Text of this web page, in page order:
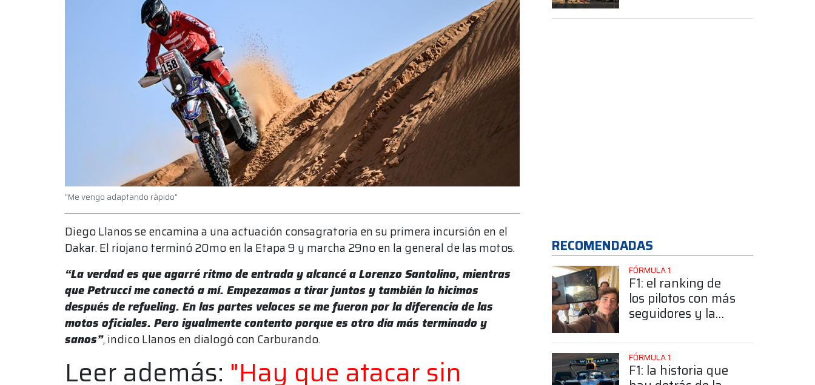
"Me vengo adaptando rápido"
Diego Llanos se encamina a una actuación consagratoria en su primera incursión en el
Dakar. El riojano terminó 20mo en la Etapa 9 y marcha 29no en la general de las motos.
“La verdad es que agarré ritmo de entrada y alcancé a Lorenzo Santolino, mientras
que Petrucci me conectó a mí. Empezamos a tirar juntos y también lo hicimos
después de refueling. En las partes veloces se me fueron por la diferencia de las
motos oficiales. Pero igualmente contento porque es otro día más terminado y
sanos”, indico Llanos en dialogó con Carburando.
Leer además: "Hay que atacar sin
conferencia tras el
RECOMENDADAS
FÓRMULA 1
F1: el ranking de
los pilotos con más
seguidores y la
posición de
Colapinto
FÓRMULA 1
F1: la historia que